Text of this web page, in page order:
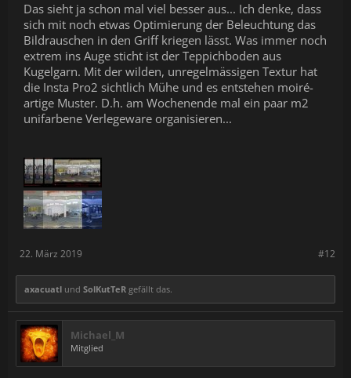
Das sieht ja schon mal viel besser aus... Ich denke, dass
sich mit noch etwas Optimierung der Beleuchtung das
Bildrauschen in den Griff kriegen lässt. Was immer noch
extrem ins Auge sticht ist der Teppichboden aus
Kugelgarn. Mit der wilden, unregelmässigen Textur hat
die Insta Pro2 sichtlich Mühe und es entstehen moiré-
artige Muster. D.h. am Wochenende mal ein paar m2
unifarbene Verlegeware organisieren...
#12
22. März 2019
axacuatl und SolKutTeR gefällt das.
Michael_M
Mitglied